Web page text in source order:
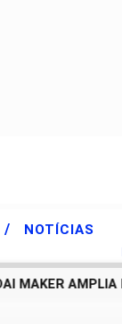
/ NOTÍCIAS
MAKER AMPLIA